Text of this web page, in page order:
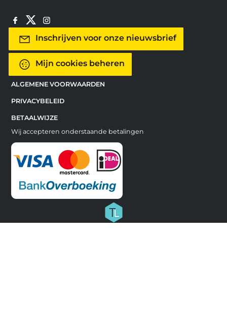
Inschrijven voor onze nieuwsbrief
Mijn cookies beheren
ALGEMENE VOORWAARDEN
PRIVACYBELEID
BETAALWIJZE
Wij accepteren onderstaande betalingen